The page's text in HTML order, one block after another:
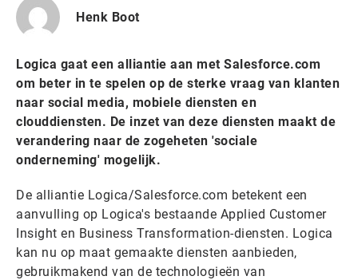
Henk Boot
Logica gaat een alliantie aan met Salesforce.com
om beter in te spelen op de sterke vraag van klanten
naar social media, mobiele diensten en
clouddiensten. De inzet van deze diensten maakt de
verandering naar de zogeheten 'sociale
onderneming' mogelijk.
De alliantie Logica/Salesforce.com betekent een
aanvulling op Logica's bestaande Applied Customer
Insight en Business Transformation-diensten. Logica
kan nu op maat gemaakte diensten aanbieden,
gebruikmakend van de technologieën van